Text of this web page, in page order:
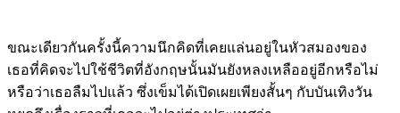
ขณะเดียวกันครั้งนี้ความนึกคิดที่เคยแล่นอยู่ในหัวสมองของ
เธอที่คิดจะไปใช้ชีวิตที่อังกฤษนั้นมันยังหลงเหลืออยู่อีกหรือไม่
หรือว่าเธอลืมไปแล้ว ซึ่งเข็มได้เปิดเผยเพียงสั้นๆ กับบันเทิงวัน